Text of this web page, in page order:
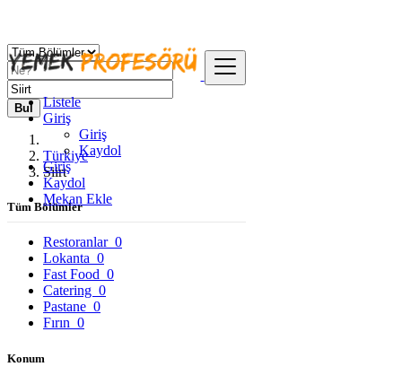
Listele
Giriş
Giriş
Kaydol
Giriş
Kaydol
Mekan Ekle
Bul
Türkiye
Siirt
Tüm Bölümler
Restoranlar 0
Lokanta 0
Fast Food 0
Catering 0
Pastane 0
Fırın 0
Konum